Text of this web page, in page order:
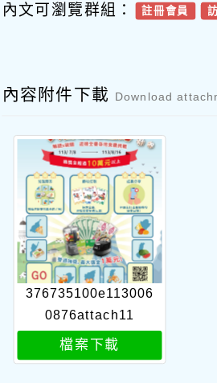
內文可瀏覽群組： 註冊會員
內容附件下載 Download
376735100e113006
0876attach11
檔案下載